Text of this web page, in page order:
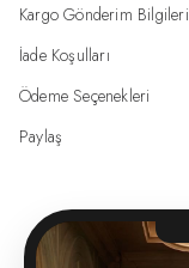
Kargo Gönderim Bilgileri
İade Koşulları
Ödeme Seçenekleri
Paylaş